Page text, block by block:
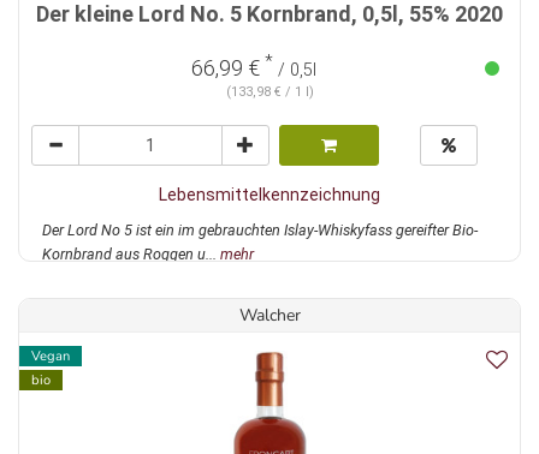
Der kleine Lord No. 5 Kornbrand, 0,5l, 55% 2020
66,99 € * / 0,5l
(133,98 € / 1 l)
Lebensmittelkennzeichnung
Der Lord No 5 ist ein im gebrauchten Islay-Whiskyfass gereifter Bio-
Kornbrand aus Roggen u... mehr
Walcher
Vegan
bio